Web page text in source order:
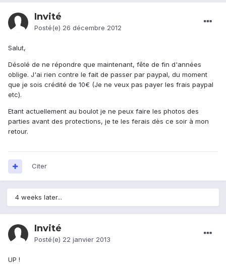
Invité
Posté(e) 26 décembre 2012
Salut,
Désolé de ne répondre que maintenant, fête de fin d'années
oblige. J'ai rien contre le fait de passer par paypal, du moment
que je sois crédité de 10€ (Je ne veux pas payer les frais paypal
etc).
Etant actuellement au boulot je ne peux faire les photos des
parties avant des protections, je te les ferais dès ce soir à mon
retour.
Citer
4 weeks later...
Invité
Posté(e) 22 janvier 2013
UP !